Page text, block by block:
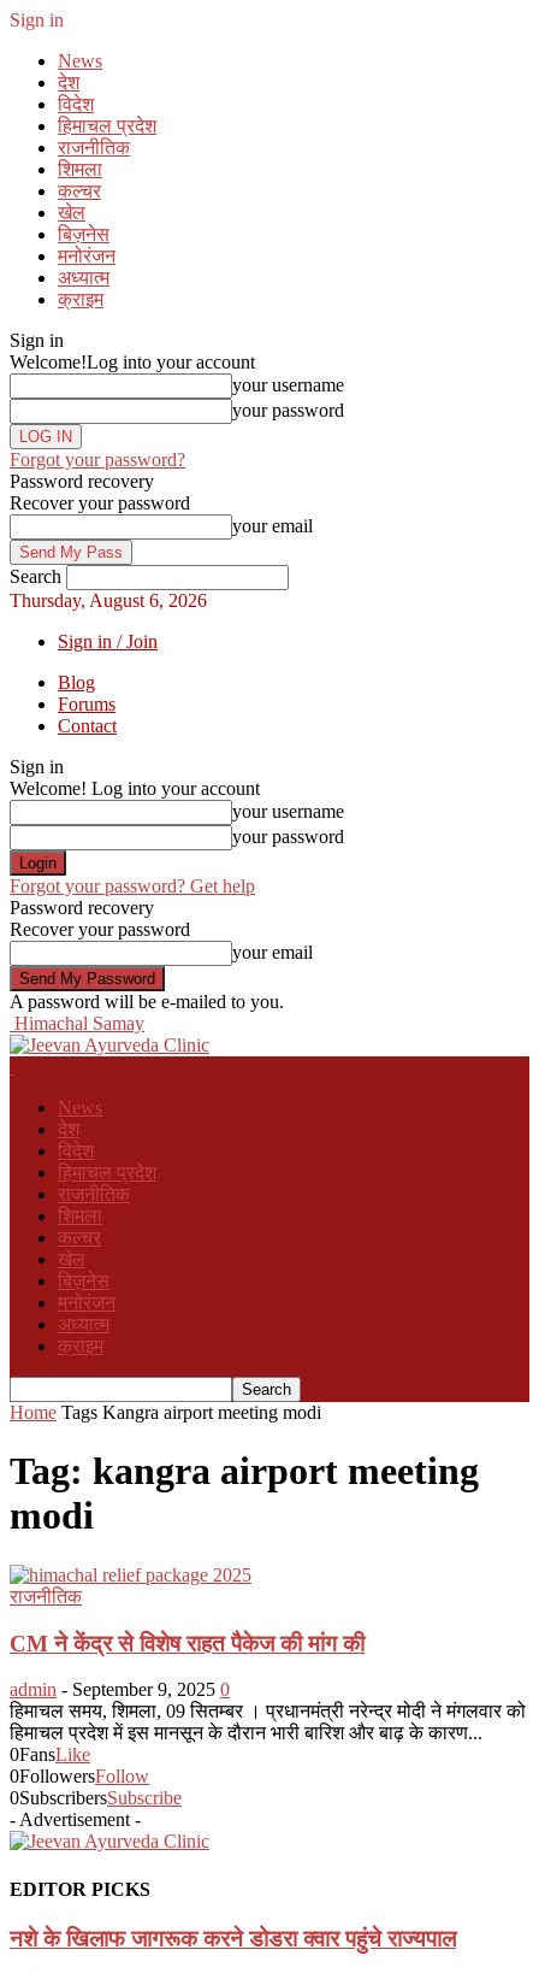
Sign in
News
देश
विदेश
हिमाचल प्रदेश
राजनीतिक
शिमला
कल्चर
खेल
बिज़नेस
मनोरंजन
अध्यात्म
क्राइम
Sign in
Welcome!Log into your account
your username
your password
Forgot your password?
Password recovery
Recover your password
your email
Search
Thursday, August 6, 2026
Sign in / Join
Blog
Forums
Contact
Sign in
Welcome! Log into your account
your username
your password
Forgot your password? Get help
Password recovery
Recover your password
your email
A password will be e-mailed to you.
Himachal Samay
News
देश
विदेश
हिमाचल प्रदेश
राजनीतिक
शिमला
कल्चर
खेल
बिज़नेस
मनोरंजन
अध्यात्म
क्राइम
Home Tags Kangra airport meeting modi
Tag: kangra airport meeting
modi
राजनीतिक
CM ने केंद्र से विशेष राहत पैकेज की मांग की
admin - September 9, 2025 0
हिमाचल समय, शिमला, 09 सितम्बर । प्रधानमंत्री नरेन्द्र मोदी ने मंगलवार को
हिमाचल प्रदेश में इस मानसून के दौरान भारी बारिश और बाढ़ के कारण...
0FansLike
0FollowersFollow
0SubscribersSubscribe
- Advertisement -
EDITOR PICKS
नशे के खिलाफ जागरूक करने डोडरा क्वार पहुंचे राज्यपाल